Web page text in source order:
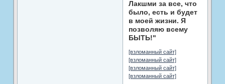
Лакшми за все, что
было, есть и будет
в моей жизни. Я
позволяю всему
БЫТЬ!"
[взломанный сайт]
[взломанный сайт]
[взломанный сайт]
[взломанный сайт]